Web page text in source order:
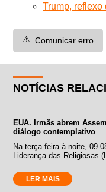
Trump, reflexo
⚠️ Comunicar erro
NOTÍCIAS
EUA. Irmãs abrem
diálogo contemplativo
Na terça-feira à noite, 09-
Liderança das Religiosas
LER MAIS